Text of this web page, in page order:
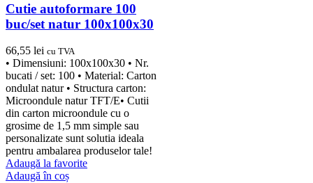
Cutie autoformare 100
buc/set natur 100x100x30
66,55 lei cu TVA
• Dimensiuni: 100x100x30 • Nr.
bucati / set: 100 • Material: Carton
ondulat natur • Structura carton:
Microondule natur TFT/E• Cutii
din carton microondule cu o
grosime de 1,5 mm simple sau
personalizate sunt solutia ideala
pentru ambalarea produselor tale!
Adaugă la favorite
Adaugă în coș